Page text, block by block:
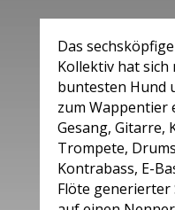
Das
Kollektiv hat
buntesten Hund
zum Wappentier
Gesang, Gitarre,
Trompete,
Kontrabass, E-
Flöte generierter